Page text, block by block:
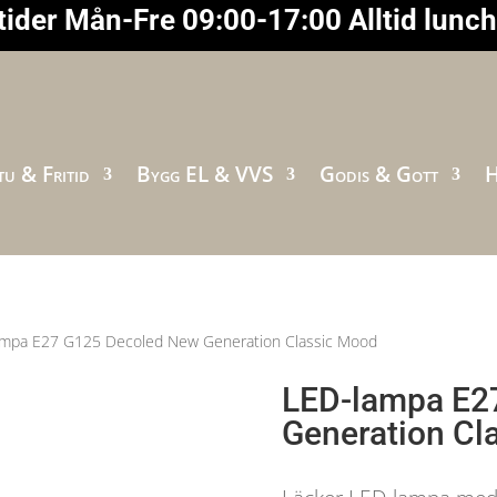
Mån-Fre 09:00-17:00 Alltid
& Fritid Bygg EL & VVS Godis & Gott
E27 G125 Decoled New Generation Classic Mood
LED-lampa
Generation